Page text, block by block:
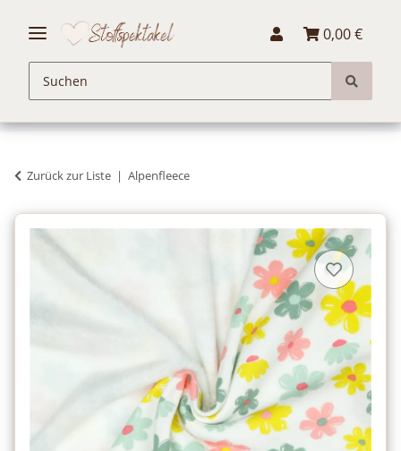
0,00 €
Zurück zur Liste Alpenfleece